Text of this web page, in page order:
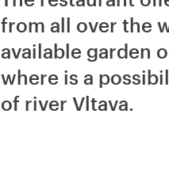
from all over the
available garden
where is a
of river Vltava.